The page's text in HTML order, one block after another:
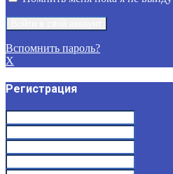
Вспомнить пароль?
X
Регистрация